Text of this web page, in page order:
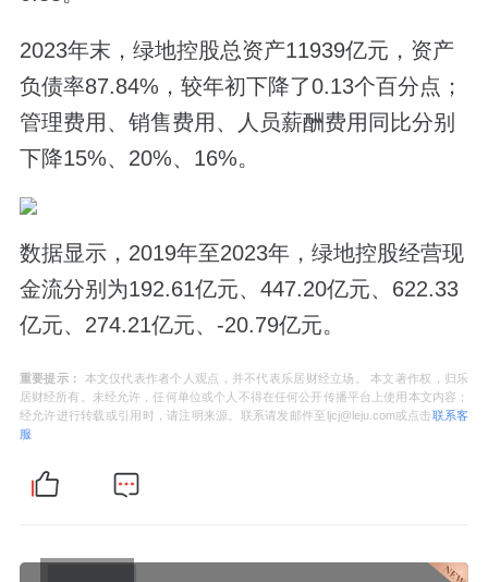
2023年末，绿地控股总资产11939亿元，资产
负债率87.84%，较年初下降了0.13个百分点；
管理费用、销售费用、人员薪酬费用同比分别
下降15%、20%、16%。
数据显示，2019年至2023年，绿地控股经营现
金流分别为192.61亿元、447.20亿元、622.33
亿元、274.21亿元、-20.79亿元。
重要提示：
本文仅代表作者个人观点，并不代表乐居财经立场。 本文著作权，归乐
居财经所有。未经允许，任何单位或个人不得在任何公开传播平台上使用本文内容；
经允许进行转载或引用时，请注明来源。联系请发邮件至ljcj@leju.com或点击联系客
服